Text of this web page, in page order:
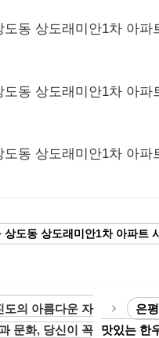
도동 상도래미안1차 아파
도동 상도래미안1차 아파
도동 상도래미안1차 아파
상도동 상도래미안1차 아파트
도의 아름다운 자
문화, 당신이 꼭
은
맛있는 한